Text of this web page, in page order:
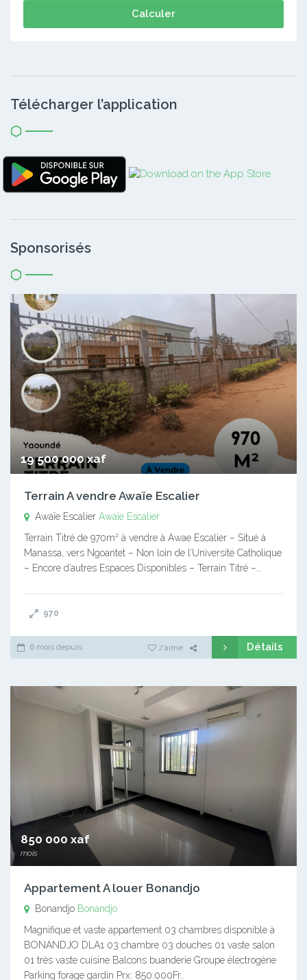
Calculer
Télécharger l’application
Sponsorisés
19 500 000 xaf
Terrain A vendre Awaïe Escalier
Awaïe Escalier Awaïe Escalier
Terrain Titré de 970m² à vendre à Awae Escalier – Situé à
Manassa, vers Ngoantet – Non loin de l’Université Catholique
– Encore d’autres Espaces Disponibles – Terrain Titré –…
970
6 mois depuis J'aime Détails
850 000 xaf
mois
Appartement A louer Bonandjo
Bonandjo Bonandjo
Magnifique et vaste appartement 03 chambres disponible à
BONANDJO DLA1 03 chambre 03 douches 01 vaste salon
01 très vaste cuisine Balcons buanderie Groupe électrogène
Parking forage gardin Prx: 850.000Fr…